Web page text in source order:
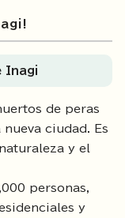
Inagi
de peras
ciudad. Es
y el
personas,
y